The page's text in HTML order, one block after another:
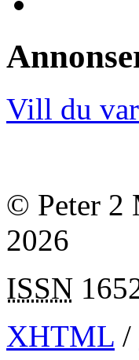
Vill du
© Peter 2
2026
ISSN
XHTML /